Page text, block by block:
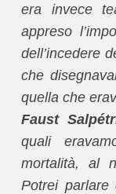
era invece
appreso
dell’incedere
che
quella che
Faust
quali
mortalità, al
Potrei